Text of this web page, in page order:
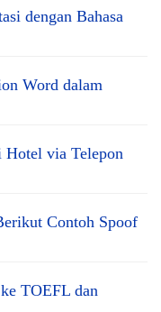
dengan Bahasa
Word dalam
Hotel via Telepon
Contoh Spoof
TOEFL dan